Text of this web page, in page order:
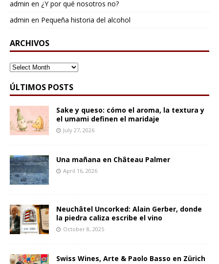
admin en ¿Y por qué nosotros no?
admin en Pequeña historia del alcohol
ARCHIVOS
ARCHIVOS
ÚLTIMOS POSTS
Sake y queso: cómo el aroma, la textura y
el umami definen el maridaje
July 27, 2026
Una mañana en Château Palmer
April 16, 2026
Neuchâtel Uncorked: Alain Gerber, donde
la piedra caliza escribe el vino
October 8, 2025
Swiss Wines, Arte & Paolo Basso en Zürich